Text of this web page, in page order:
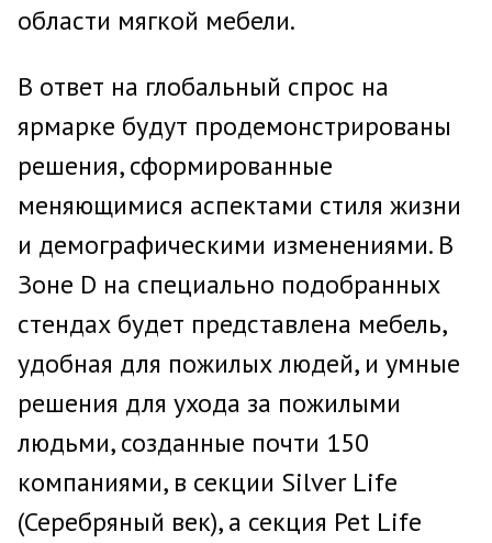
области мягкой мебели.
В ответ на глобальный спрос на
ярмарке будут продемонстрированы
решения, сформированные
меняющимися аспектами стиля жизни
и демографическими изменениями. В
Зоне D на специально подобранных
стендах будет представлена мебель,
удобная для пожилых людей, и умные
решения для ухода за пожилыми
людьми, созданные почти 150
компаниями, в секции Silver Life
(Серебряный век), а секция Pet Life